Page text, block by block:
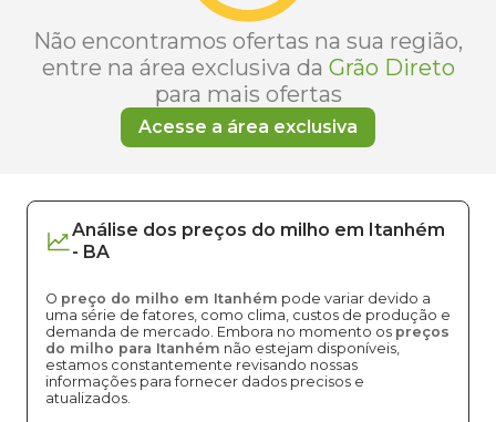
Não encontramos ofertas na sua região,
entre na área exclusiva da Grão Direto
para mais ofertas
Acesse a área exclusiva
Análise dos preços do milho em Itanhém
- BA
O preço do milho em Itanhém pode variar devido a
uma série de fatores, como clima, custos de produção e
demanda de mercado. Embora no momento os preços
do milho para Itanhém não estejam disponíveis,
estamos constantemente revisando nossas
informações para fornecer dados precisos e
atualizados.